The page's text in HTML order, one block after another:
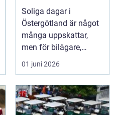
och bättre komfort
Soliga dagar i
Östergötland är något
många uppskattar,
men för bilägare,
båtägare och
fastighetsförv...
01 juni 2026